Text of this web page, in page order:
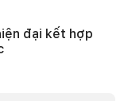
đại kết hợp